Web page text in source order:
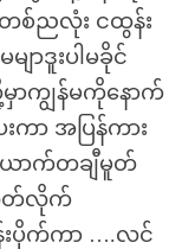
စ်ညလုံး ငထွန်း
ျာဒူးပါမခိုင်
ကျွန်မကိုနောက်
ာ အပြန်ကား
ောက်တချီမူတ်
လွတ်လိုက်
းပိုက်ကာ ….လင်